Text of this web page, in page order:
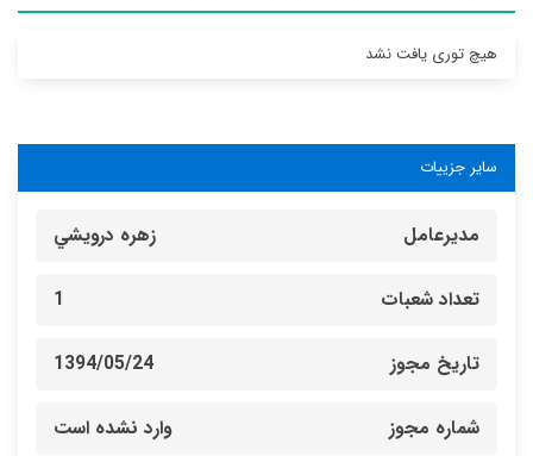
هیچ توری یافت نشد
سایر جزییات
مدیرعامل زهره درويشي
تعداد شعبات 1
تاریخ مجوز 1394/05/24
شماره مجوز وارد نشده است